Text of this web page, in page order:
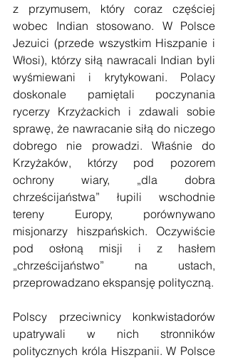
z przymusem, który coraz częściej
wobec Indian stosowano. W Polsce
Jezuici (przede wszystkim Hiszpanie i
Włosi), którzy siłą nawracali Indian byli
wyśmiewani i krytykowani. Polacy
doskonale pamiętali poczynania
rycerzy Krzyżackich i zdawali sobie
sprawę, że nawracanie siłą do niczego
dobrego nie prowadzi. Właśnie do
Krzyżaków, którzy pod pozorem
ochrony wiary, „dla dobra
chrześcijaństwa” łupili wschodnie
tereny Europy, porównywano
misjonarzy hiszpańskich. Oczywiście
pod osłoną misji i z hasłem
„chrześcijaństwo” na ustach,
przeprowadzano ekspansję polityczną.
Polscy przeciwnicy konkwistadorów
upatrywali w nich stronników
politycznych króla Hiszpanii. W Polsce